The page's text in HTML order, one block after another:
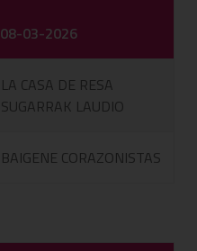
08-03-2026
LA CASA DE RESA
SUGARRAK LAUDIO
BAIGENE CORAZONISTAS